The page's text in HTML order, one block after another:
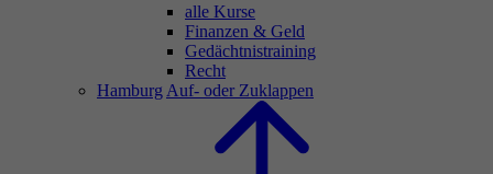
alle Kurse
Finanzen & Geld
Gedächtnistraining
Recht
Hamburg Auf- oder Zuklappen